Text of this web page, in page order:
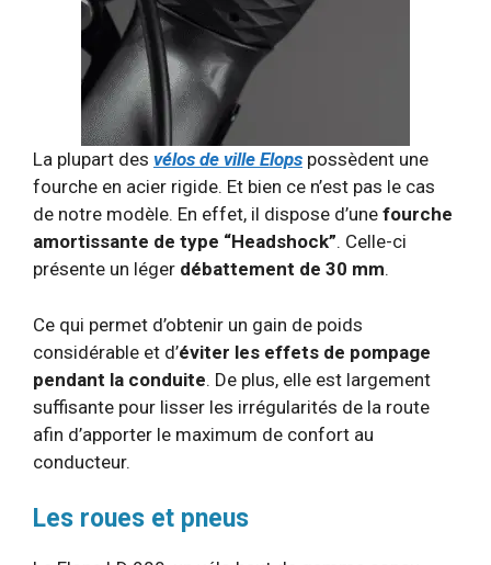
La plupart des vélos de ville Elops possèdent une
fourche en acier rigide. Et bien ce n’est pas le cas
de notre modèle. En effet, il dispose d’une fourche
amortissante de type “Headshock”. Celle-ci
présente un léger débattement de 30 mm.
Ce qui permet d’obtenir un gain de poids
considérable et d’éviter les effets de pompage
pendant la conduite. De plus, elle est largement
suffisante pour lisser les irrégularités de la route
afin d’apporter le maximum de confort au
conducteur.
Les roues et pneus